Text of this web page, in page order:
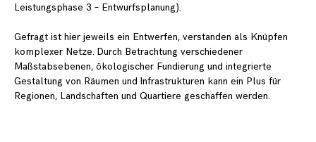
Leistungsphase 3 – Entwurfsplanung).
Gefragt ist hier jeweils ein Entwerfen, verstanden als Knüpfen
komplexer Netze. Durch Betrachtung verschiedener
Maßstabsebenen, ökologischer Fundierung und integrierte
Gestaltung von Räumen und Infrastrukturen kann ein Plus für
Regionen, Landschaften und Quartiere geschaffen werden.